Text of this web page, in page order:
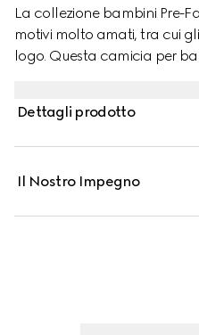
La collezione bambini Pre-
motivi molto amati, tra cui
logo. Questa camicia per
Dettagli prodotto
Il Nostro Impegno